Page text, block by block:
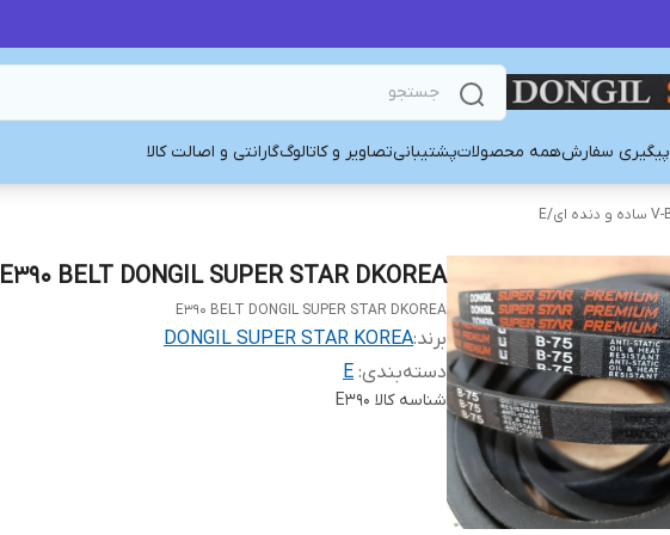
پیگیری سفارشهمه محصولاتپشتیبانیتصاویر و کاتالوگگارانتی و اصالت کالا
/
E
E390 BELT DONGIL SUPER STAR DKOREA
E390 BELT DONGIL SUPER STAR DKOREA
برند:DONGIL SUPER STAR KOREA
دسته‌بندی:
E
شناسه کالا E390